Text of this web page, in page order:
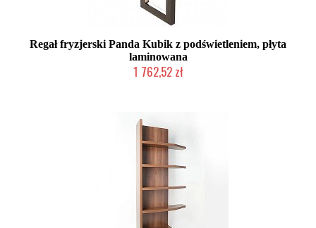
Regał fryzjerski Panda Kubik z podświetleniem, płyta
laminowana
1 762,52 zł